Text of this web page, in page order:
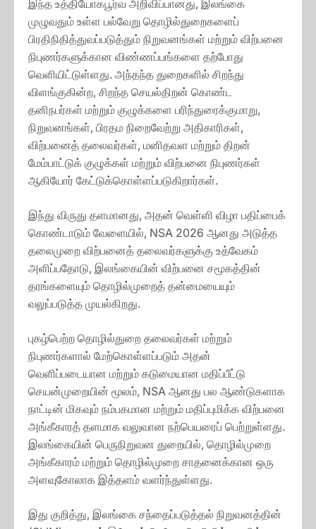
இந்த உத்தியோகபூர்வ அறிவிப்பானது, இலங்கை
முழுவதும் உள்ள பல்வேறு தொழில்துறைகளைப்
பிரதிநிதித்துவப்படுத்தும் நிறுவனங்கள் மற்றும் விற்பனை
நிபுணர்களுக்கான விண்ணப்பங்களை தற்போது
வெளியிட்டுள்ளது. அந்தந்த துறைகளில் சிறந்து
விளங்குகின்ற, சிறந்த செயல்திறன் கொண்ட
தனிநபர்கள் மற்றும் குழுக்களை பரிந்துரைக்குமாறு,
நிறுவனங்கள், பிரதம நிறைவேற்று அதிகாரிகள்,
விற்பனைத் தலைவர்கள், மனிதவள மற்றும் திறன்
மேம்பாட்டுக் குழுக்கள் மற்றும் விற்பனை நிபுணர்கள்
ஆகியோர் கேட்டுக்கொள்ளப்படுகிறார்கள்.
இந்து விருது தளமானது, அதன் வெள்ளி விழா பதிப்பைக்
கொண்டாடும் வேளையில், NSA 2026 ஆனது அடுத்த
தலைமுறை விற்பனைத் தலைவர்களுக்கு உத்வேகம்
அளிப்பதோடு, இலங்கையின் விற்பனை சமூகத்தின்
தரங்களையும் தொழில்முறைத் தன்மையையும்
வலுப்படுத்த முயல்கிறது.
புகழ்பெற்ற தொழில்துறை தலைவர்கள் மற்றும்
நிபுணர்களால் மேற்கொள்ளப்படும் அதன்
வெளிப்படையான மற்றும் கடுமையான மதிப்பீட்டு
செயன்முறையின் மூலம், NSA ஆனது பல ஆண்டுகளாக
நாட்டின் மிகவும் நம்பகமான மற்றும் மதிப்புமிக்க விற்பனை
அங்கீகாரத் தளமாக வலுவான நற்பெயரைப் பெற்றுள்ளது.
இலங்கையின் பெருநிறுவன துறையில், தொழில்முறை
அங்கீகாரம் மற்றும் தொழில்முறை சாதனைக்கான ஒரு
அளவுகோலாக இத்தளம் வளர்ந்துள்ளது.
இது குறித்து, இலங்கை சந்தைப்படுத்தல் நிறுவனத்தின்